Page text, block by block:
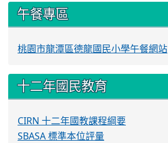
午餐專區
桃園市龍潭區德龍國民小學午餐網站
十二年國民教育
CIRN 十二年國教課程綱要
SBASA 標準本位評量